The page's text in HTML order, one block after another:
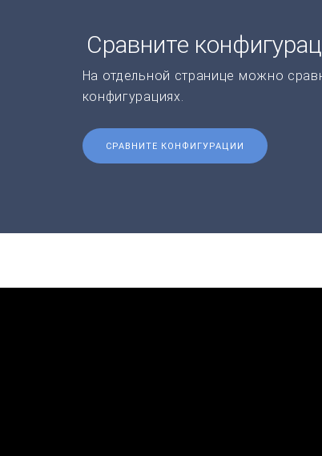
Сравните
На отдельной странице можно
конфигурациях.
СРАВНИТЕ КОНФИГУРАЦИИ